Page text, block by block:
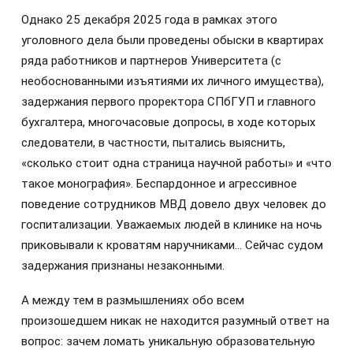
Однако 25 декабря 2025 года в рамках этого
уголовного дела были проведены обыски в квартирах
ряда работников и партнеров Университета (с
необоснованными изъятиями их личного имущества),
задержания первого проректора СПбГУП и главного
бухгалтера, многочасовые допросы, в ходе которых
следователи, в частности, пытались выяснить,
«сколько стоит одна страница научной работы» и «что
такое монография». Беспардонное и агрессивное
поведение сотрудников МВД довело двух человек до
госпитализации. Уважаемых людей в клинике на ночь
приковывали к кроватям наручниками… Сейчас судом
задержания признаны незаконными.
А между тем в размышлениях обо всем
произошедшем никак не находится разумный ответ на
вопрос: зачем ломать уникальную образовательную